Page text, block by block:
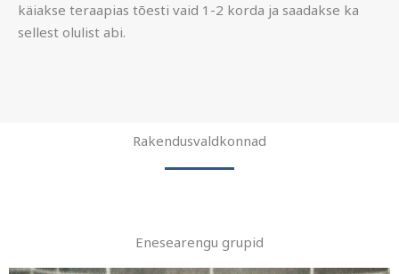
käiakse teraapias tõesti vaid 1-2 korda ja saadakse ka
sellest olulist abi.
Rakendusvaldkonnad
Enesearengu grupid